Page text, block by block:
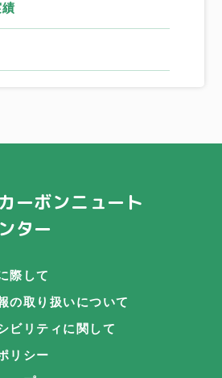
ーボンニュート
ター
際して
の取り扱いについて
ビリティに関して
リシー